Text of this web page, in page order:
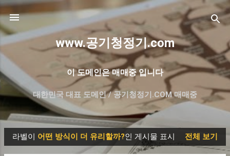
기본 콘텐츠로 건너뛰기
www.공기청정기.com
이 도메인은 매매중 입니다
대한민국 대표 도메인 / 공기청정기.COM 매매중
더보기… 프리미엄 한글 도메인 매매- 대방출
글
라벨이 어떤 방식이 더 유리할까?인 게시물 표시 전체 보기